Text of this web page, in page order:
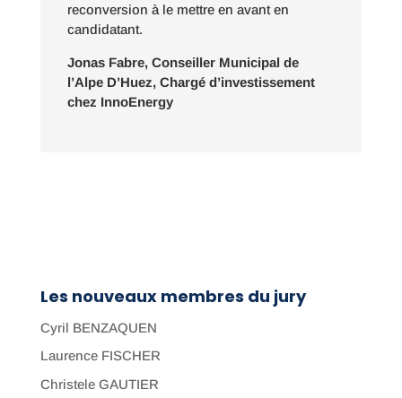
reconversion à le mettre en avant en
candidatant.
Jonas Fabre, Conseiller Municipal de
l’Alpe D’Huez, Chargé d’investissement
chez InnoEnergy
Les nouveaux membres du jury
Cyril BENZAQUEN
Laurence FISCHER
Christele GAUTIER